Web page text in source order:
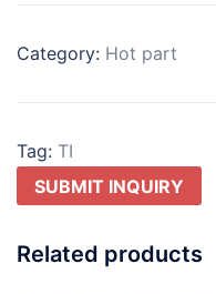
Category: Hot part
Tag: TI
SUBMIT INQUIRY
Related products